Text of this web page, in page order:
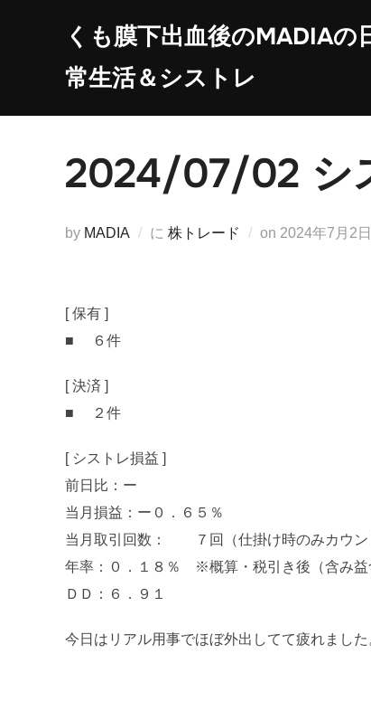
ツ
くも膜下出血後のMADIAの
常生活＆シストレ
2024/07/02 シ
by MADIA に 株トレード on 投
2024年7月2日
[ 保有 ]
■ ６件
[ 決済 ]
■ ２件
[ シストレ損益 ]
前日比：ー
当月損益：ー０．６５％
当月取引回数： ７回（仕掛け時のみカウン
年率：０．１８％ ※概算・税引き後（含み益
ＤＤ：６．９１
今日はリアル用事でほぼ外出してて疲れまし